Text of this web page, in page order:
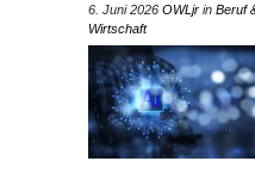
6. Juni 2026 OWLjr in Beruf
Wirtschaft